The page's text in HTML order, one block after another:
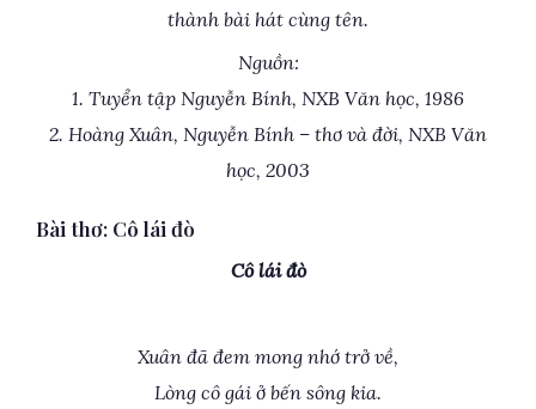
thành bài hát cùng tên.
Nguồn:
1. Tuyển tập Nguyễn Bính, NXB Văn học, 1986
2. Hoàng Xuân, Nguyễn Bính – thơ và đời, NXB Văn
học, 2003
Bài thơ: Cô lái đò
Cô lái đò
Xuân đã đem mong nhớ trở về,
Lòng cô gái ở bến sông kia.